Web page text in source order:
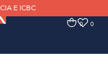
E ICBC
0 0